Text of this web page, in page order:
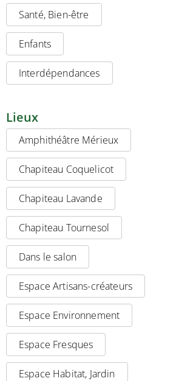
Santé, Bien-être
Enfants
Interdépendances
Lieux
Amphithéâtre Mérieux
Chapiteau Coquelicot
Chapiteau Lavande
Chapiteau Tournesol
Dans le salon
Espace Artisans-créateurs
Espace Environnement
Espace Fresques
Espace Habitat, Jardin